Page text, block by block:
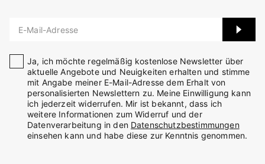
E-Mail-Adresse
Ja, ich möchte regelmäßig kostenlose Newsletter über
aktuelle Angebote und Neuigkeiten erhalten und stimme
mit Angabe meiner E-Mail-Adresse dem Erhalt von
personalisierten Newslettern zu. Meine Einwilligung kann
ich jederzeit widerrufen. Mir ist bekannt, dass ich
weitere Informationen zum Widerruf und der
Datenverarbeitung in den Datenschutzbestimmungen
einsehen kann und habe diese zur Kenntnis genommen.